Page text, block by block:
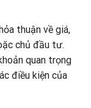
thuận về giá,
chủ đầu tư.
quan trọng
điều kiện của